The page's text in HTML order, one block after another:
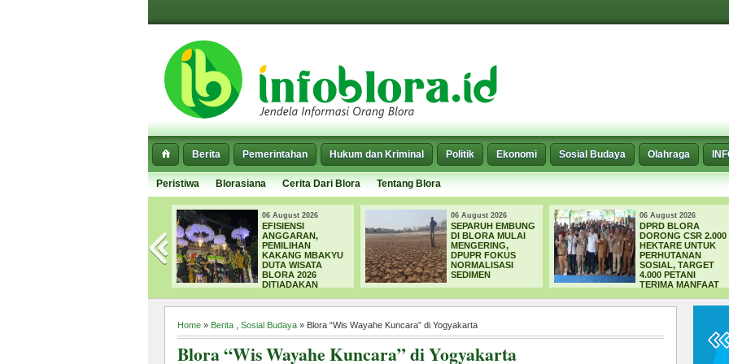
Berita Pemerintahan Hukum dan Kriminal Politik Ekonomi Sosial Budaya Olahraga
Peristiwa Blorasiana Cerita Dari Blora Tentang Blora
ANGGARAN,
PEMILIHAN
KAKANG MBAKYU
DUTA WISATA
06 August 2026
SEPARUH EMBUNG
DI BLORA MULAI
MENGERING,
DPUPR FOKUS
NORMALISASI
SEDIMEN
06 August 2026
DPRD BLORA
DORONG CSR 2.000
HEKTARE UNTUK
PERHUTANAN
SOSIAL, TARGET
TERIMA MANFAAT
06 August
WADUK
MENELAN
KORBAN,
TEWAS
MENCARI
Home » Berita Sosial Budaya » Blora “Wis Wayahe Kuncara” di Yogyakarta
Blora “Wis Wayahe Kuncara” di Yogyakarta